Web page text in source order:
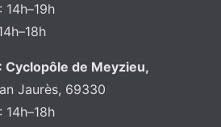
14h–19h
Cyclopôle de Meyzieu,
Jaurès, 69330
14h–18h